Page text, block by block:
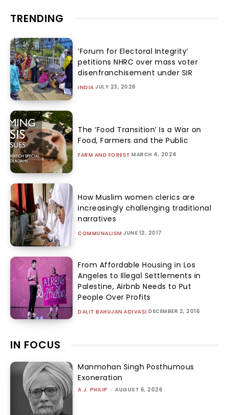
TRENDING
‘Forum for Electoral Integrity’
petitions NHRC over mass voter
disenfranchisement under SIR
INDIA JULY 23, 2026
The ‘Food Transition’ Is a War on
Food, Farmers and the Public
FARM AND FOREST MARCH 4, 2024
How Muslim women clerics are
increasingly challenging traditional
narratives
COMMUNALISM JUNE 12, 2017
From Affordable Housing in Los
Angeles to Illegal Settlements in
Palestine, Airbnb Needs to Put
People Over Profits
DALIT BAHUJAN ADIVASI DECEMBER 2, 2016
IN FOCUS
Manmohan Singh Posthumous
Exoneration
A.J. PHILIP - AUGUST 6, 2026